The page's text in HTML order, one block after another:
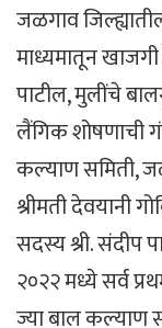
जळगाव
माध्यमातून खाजगी
पाटील, मुलींचे
लैंगिक शोषणाची
कल्याण समिती,
श्रीमती देवयानी
सदस्य श्री. संदीप
२०२२ मध्ये सर्व
ज्या बाल कल्याण